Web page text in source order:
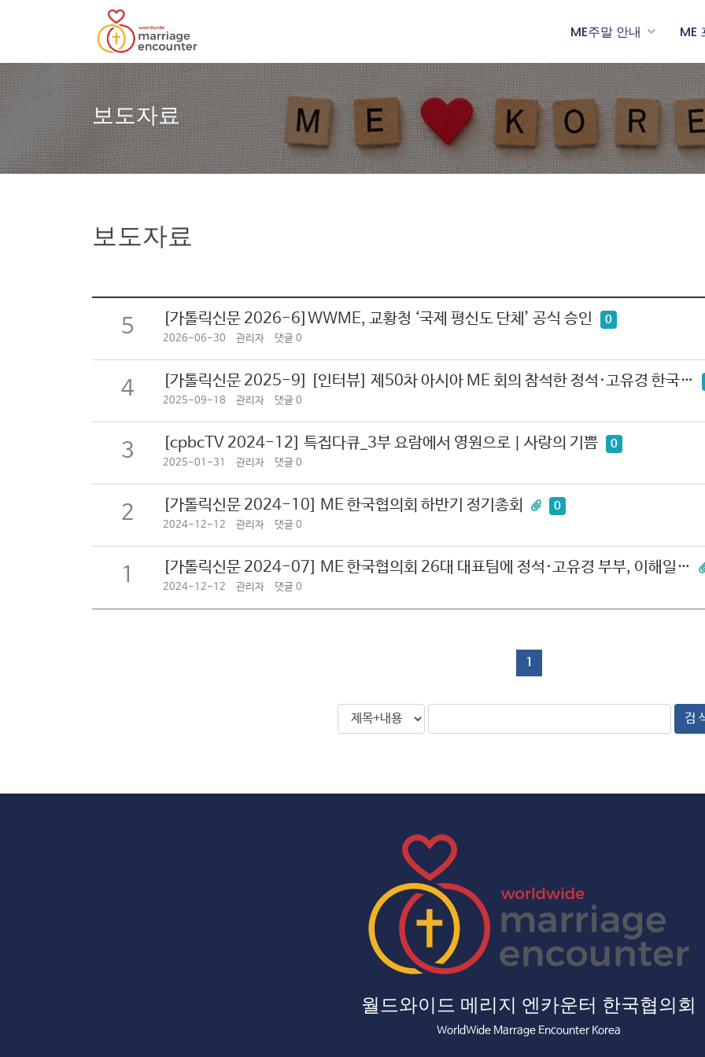
ME주말 안내 ME
보도자료
보도자료
5 [가톨릭신문 2026-6]WWME, 교황청 ‘국제 평신도 단체’ 공식 승인 0
2026-06-30 관리자 댓글 0
4 [가톨릭신문 2025-9] [인터뷰] 제50차 아시아 ME 회의 참석한 정석·고유경 한국…
2025-09-18 관리자 댓글 0
3 [cpbcTV 2024-12] 특집다큐_3부 요람에서 영원으로 | 사랑의 기쁨 0
2025-01-31 관리자 댓글 0
2 [가톨릭신문 2024-10] ME 한국협의회 하반기 정기총회 0
2024-12-12 관리자 댓글 0
1 [가톨릭신문 2024-07] ME 한국협의회 26대 대표팀에 정석·고유경 부부, 이해일…
2024-12-12 관리자 댓글 0
1
검
월드와이드 메리지 엔카운터 한국협의회
WorldWide Marrage Encounter Korea